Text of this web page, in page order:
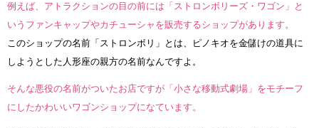
例えば、アトラクションの目の前には「ストロンボリーズ・ワゴン」と
いうファンキャップやカチューシャを販売するショップがあります。
このショップの名前「ストロンボリ」とは、ピノキオを金儲けの道具に
しようとした人形座の親方の名前なんですよ。
そんな悪役の名前がついたお店ですが「小さな移動式劇場」をモチーフ
にしたかわいいワゴンショップになています。